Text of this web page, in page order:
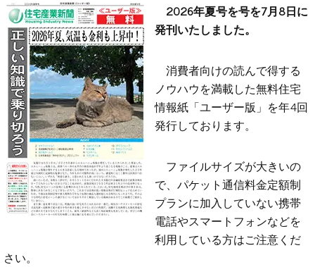
2026年夏号を号を7月8日に
発刊いたしました。
消費者向けの読んで得する
ノウハウを満載した無料住宅
情報紙「ユーザー版」を年4回
発行しております。
ファイルサイズが大きいの
で、パケット通信料金定額制
プランに加入していない携帯
電話やスマートフォンなどを
利用している方はご注意くだ
さい。